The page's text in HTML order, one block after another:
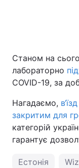
Станом на
лабораторно
COVID-19, за
Нагадаємо,
закритим для
категорій
гарантує
Естонія